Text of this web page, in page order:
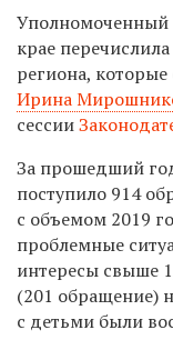
Уполномоченный
крае
региона,
Ирина
сессии
За прошедший
поступило 914
с объемом 2019
проблемные
интересы свыше
(201 обращение)
с детьми были